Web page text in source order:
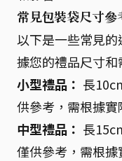
常見包裝袋尺寸參
以下是一些常見
據您的禮品尺寸和
小型禮品： 長
供參考，需根據
中型禮品： 長
僅供參考，需根